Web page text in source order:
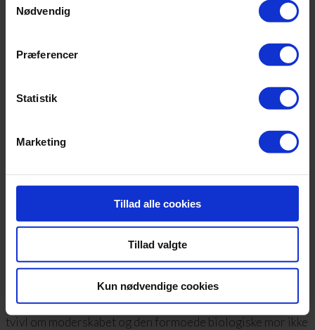
Nødvendig
Præferencer
Statistik
Marketing
Tillad alle cookies
Tillad valgte
Kun nødvendige cookies
Beskrivelse
Yderligere information
Beskrivelse
En mtDNA test anvendes mest i situationer hvor der er
tvivl om moderskabet og den formoede biologiske mor ikke